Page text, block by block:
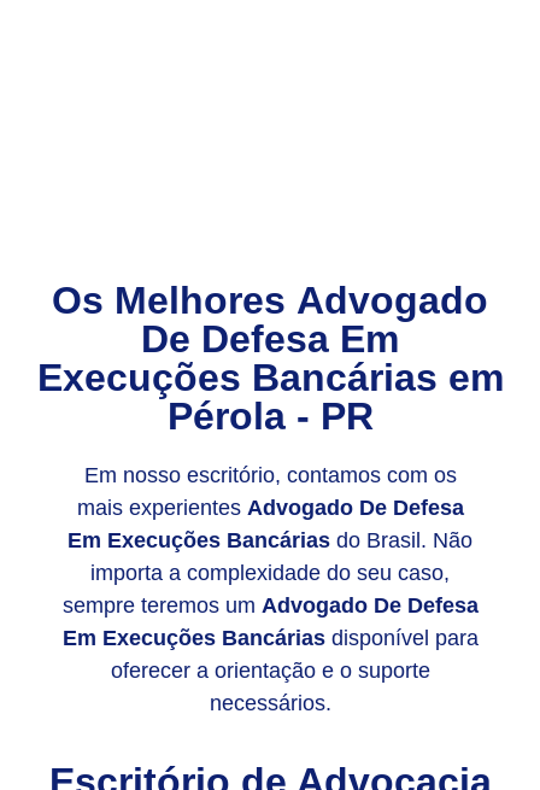
Os Melhores Advogado
De Defesa Em
Execuções Bancárias em
Pérola - PR
Em nosso escritório, contamos com os
mais experientes Advogado De Defesa
Em Execuções Bancárias do Brasil. Não
importa a complexidade do seu caso,
sempre teremos um Advogado De Defesa
Em Execuções Bancáriasdisponível para
oferecer a orientação e o suporte
necessários.
Escritório de Advocacia